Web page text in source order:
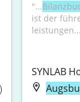
"...
ist der
SYNLAB